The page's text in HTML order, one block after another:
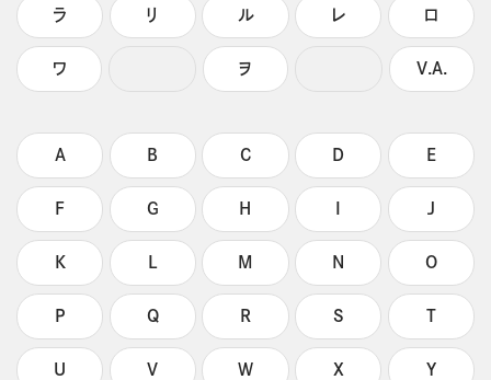
ラ リ ル レ ロ
ワ ヲ V.A.
A B C D E
F G H J
K L M N O
P Q R S T
U V W X Y